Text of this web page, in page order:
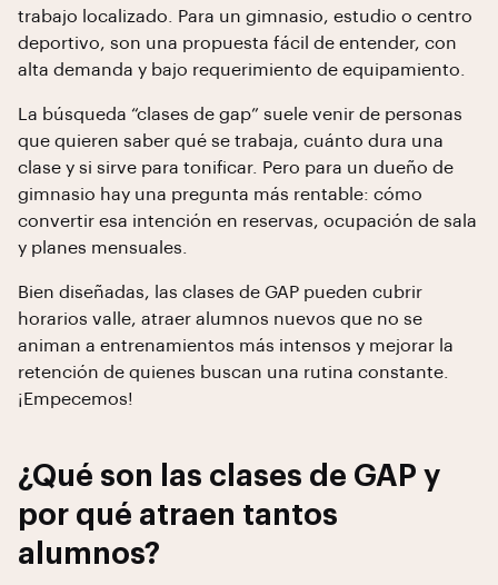
trabajo localizado. Para un gimnasio, estudio o centro
deportivo, son una propuesta fácil de entender, con
alta demanda y bajo requerimiento de equipamiento.
La búsqueda “clases de gap” suele venir de personas
que quieren saber qué se trabaja, cuánto dura una
clase y si sirve para tonificar. Pero para un dueño de
gimnasio hay una pregunta más rentable: cómo
convertir esa intención en reservas, ocupación de sala
y planes mensuales.
Bien diseñadas, las clases de GAP pueden cubrir
horarios valle, atraer alumnos nuevos que no se
animan a entrenamientos más intensos y mejorar la
retención de quienes buscan una rutina constante.
¡Empecemos!
¿Qué son las clases de GAP y
por qué atraen tantos
alumnos?